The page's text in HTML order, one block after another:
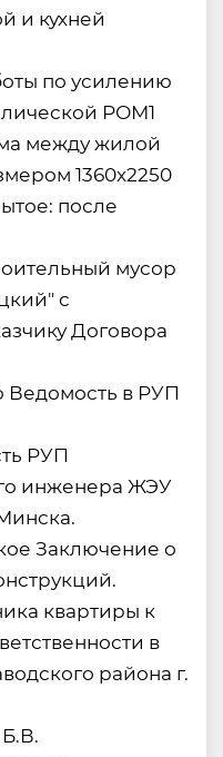
и кухней
по усилению
РОМ1
между жилой
1360x2250
после
мусор
с
Договора
Ведомость в РУП
РУП
инженера ЖЭУ
Заключение о
квартиры к
в
района г.